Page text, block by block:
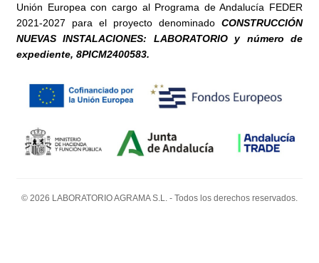
Unión Europea con cargo al Programa de Andalucía FEDER
2021-2027 para el proyecto denominado CONSTRUCCIÓN
NUEVAS INSTALACIONES: LABORATORIO y número de
expediente, 8PICM2400583.
© 2026 LABORATORIO AGRAMA S.L. - Todos los derechos reservados.